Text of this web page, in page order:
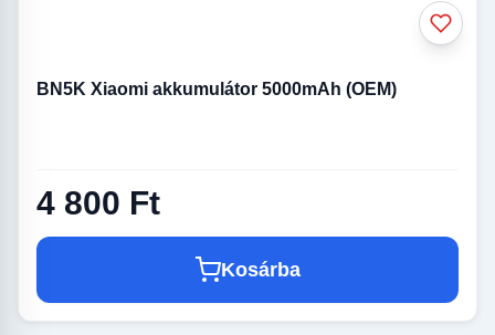
BN5K Xiaomi akkumulátor 5000mAh (OEM)
4 800 Ft
Kosárba